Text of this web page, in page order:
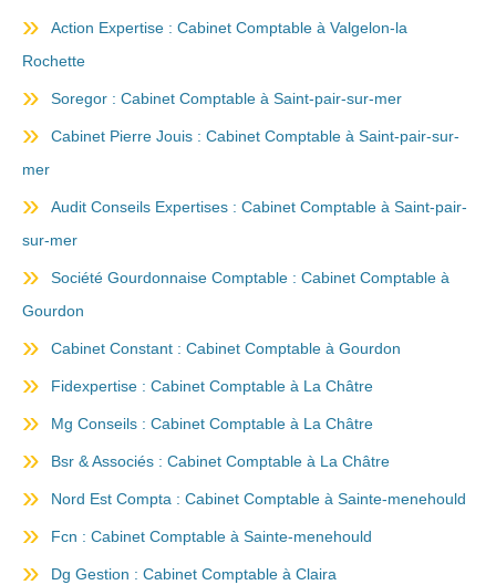
Action Expertise : Cabinet Comptable à Valgelon-la
Rochette
Soregor : Cabinet Comptable à Saint-pair-sur-mer
Cabinet Pierre Jouis : Cabinet Comptable à Saint-pair-sur-
mer
Audit Conseils Expertises : Cabinet Comptable à Saint-pair-
sur-mer
Société Gourdonnaise Comptable : Cabinet Comptable à
Gourdon
Cabinet Constant : Cabinet Comptable à Gourdon
Fidexpertise : Cabinet Comptable à La Châtre
Mg Conseils : Cabinet Comptable à La Châtre
Bsr & Associés : Cabinet Comptable à La Châtre
Nord Est Compta : Cabinet Comptable à Sainte-menehould
Fcn : Cabinet Comptable à Sainte-menehould
Dg Gestion : Cabinet Comptable à Claira